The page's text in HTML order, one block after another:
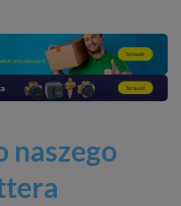
naszego